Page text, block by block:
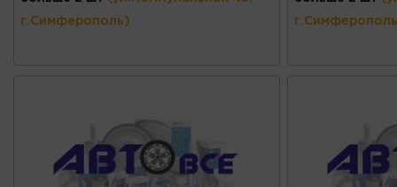
г.Симферополь)